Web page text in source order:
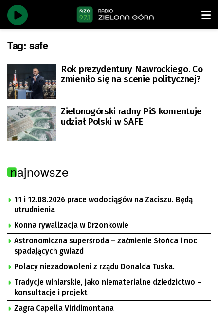
Tag: safe
Rok prezydentury Nawrockiego. Co
zmieniło się na scenie politycznej?
Zielonogórski radny PiS komentuje
udział Polski w SAFE
najnowsze
11 i 12.08.2026 prace wodociągów na Zaciszu. Będą
utrudnienia
Konna rywalizacja w Drzonkowie
Astronomiczna superśroda – zaćmienie Słońca i noc
spadających gwiazd
Polacy niezadowoleni z rządu Donalda Tuska.
Tradycje winiarskie, jako niematerialne dziedzictwo –
konsultacje i projekt
Zagra Capella Viridimontana